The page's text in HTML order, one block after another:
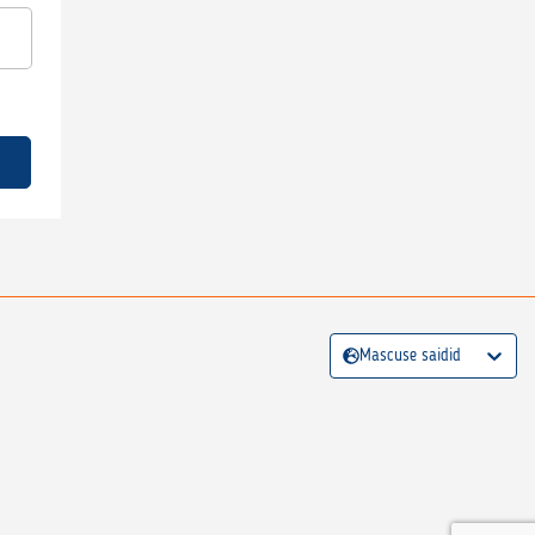
Mascuse saidid